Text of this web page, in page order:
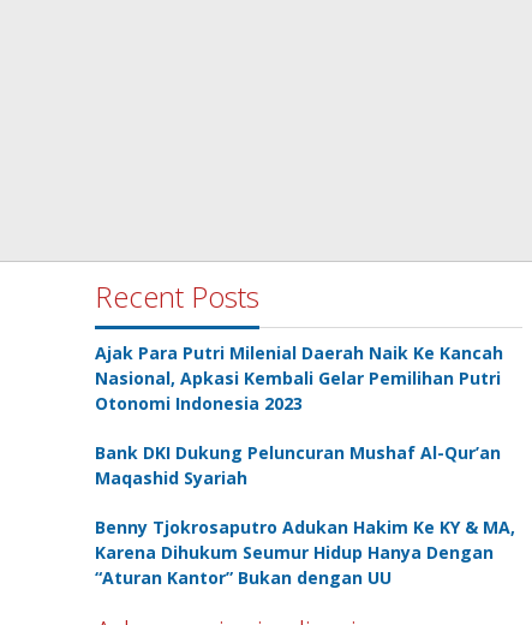
Recent Posts
Ajak Para Putri Milenial Daerah Naik Ke Kancah
Nasional, Apkasi Kembali Gelar Pemilihan Putri
Otonomi Indonesia 2023
Bank DKI Dukung Peluncuran Mushaf Al-Qur’an
Maqashid Syariah
Benny Tjokrosaputro Adukan Hakim Ke KY & MA,
Karena Dihukum Seumur Hidup Hanya Dengan
“Aturan Kantor” Bukan dengan UU